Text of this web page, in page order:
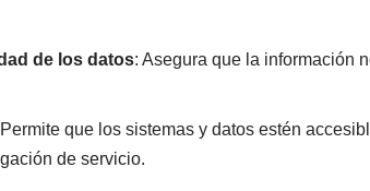
de los datos: Asegura que la información
que los sistemas y datos estén
de servicio.